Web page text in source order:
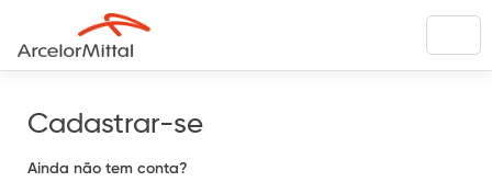
Cadastrar-se
Ainda não tem conta?